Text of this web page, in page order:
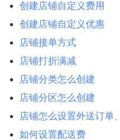
创建店铺自定义费用
创建店铺自定义优惠
店铺接单方式
店铺打折满减
店铺分类怎么创建
店铺分区怎么创建
店铺怎么设置外送订单
如何设置配送费